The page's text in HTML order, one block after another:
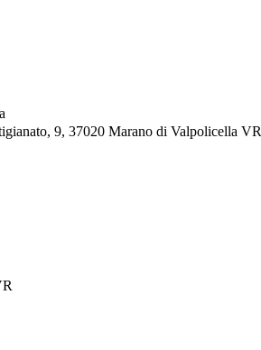
9, 37020 Marano di Valpolicella VR